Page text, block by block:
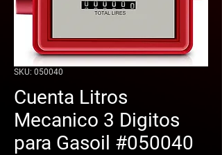
SKU: 050040
Cuenta Litros
Mecanico 3 Digitos
para Gasoil #050040